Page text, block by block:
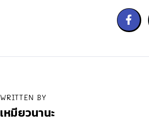
WRITTEN BY
เหมียวนานะ